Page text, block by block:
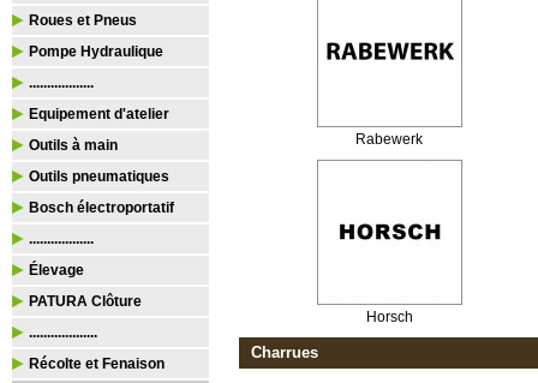
Roues et Pneus
Pompe Hydraulique
..................
Equipement d'atelier
Outils à main
Outils pneumatiques
Bosch électroportatif
..................
Élevage
PATURA Clôture
...................
Récolte et Fenaison
Rabewerk
Horsch
Charrues